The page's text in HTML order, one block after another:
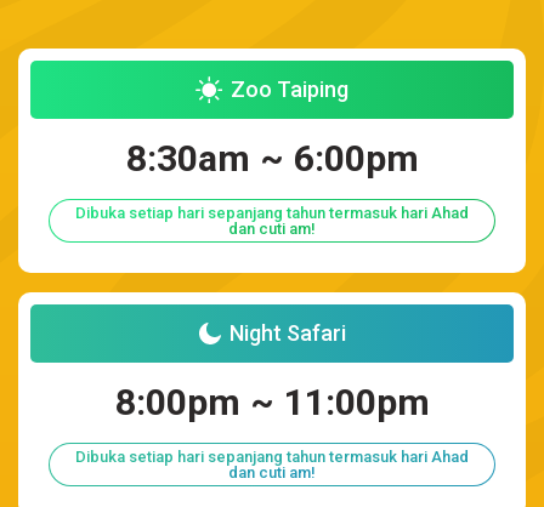
Zoo Taiping
8:30am ~ 6:00pm
Dibuka setiap hari sepanjang tahun termasuk hari Ahad
dan cuti am!
Night Safari
8:00pm ~ 11:00pm
Dibuka setiap hari sepanjang tahun termasuk hari Ahad
dan cuti am!